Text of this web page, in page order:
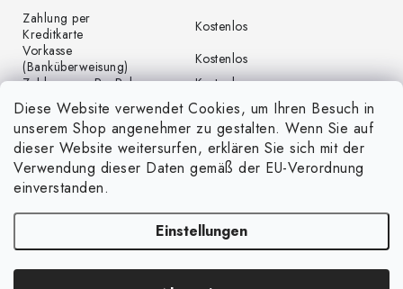
Diese Website verwendet Cookies, um Ihren Besuch in
unserem Shop angenehmer zu gestalten. Wenn Sie auf
dieser Website weitersurfen, erklären Sie sich mit der
Verwendung dieser Daten gemäß der EU-Verordnung
einverstanden.
Einstellungen
Zahlung per
Kreditkarte
Kostenlos
Vorkasse
(Banküberweisung)
Kostenlos
Zahlung per PayPal
Kostenlos
Copyright 2026GrünGarten.at. Alle Rechte vorbehalten.Cookie-Einstellungen